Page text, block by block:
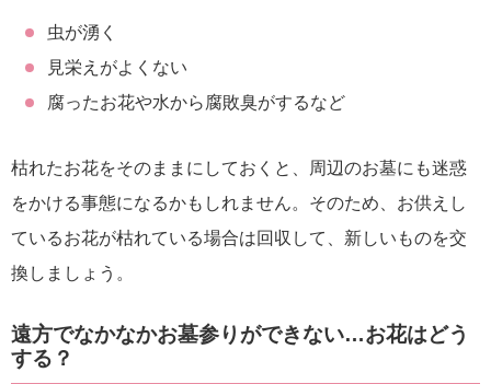
虫が湧く
見栄えがよくない
腐ったお花や水から腐敗臭がするなど
枯れたお花をそのままにしておくと、周辺のお墓にも迷惑
をかける事態になるかもしれません。そのため、お供えし
ているお花が枯れている場合は回収して、新しいものを交
換しましょう。
遠方でなかなかお墓参りができない…お花はどう
する？